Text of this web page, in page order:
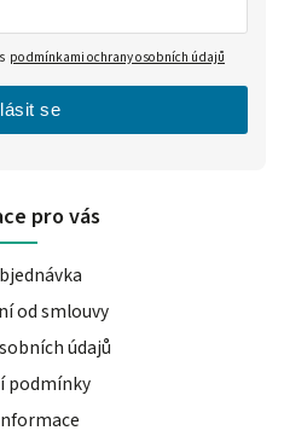
pro vás
od smlouvy
údajů
podmínky
podmínkami ochrany osobních údajů
se